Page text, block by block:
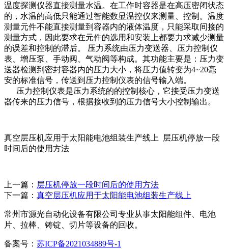
温度探测仪器直接测量水温。在工作时容器是在高压密闭状态
的，水温的高低只能通过智能数显温控仪来测量、控制。温度
测量元件不能直接测量到容器内的液体温度，只能采取间接的
测量方式，因此要求在元件的选用和安装上都要力求减少测量
的误差和控制的滞后。 压力系统由压力变送器、压力控制仪
表、增压泵、手动阀、气动阀等构成。其功能主要是：压力变
送器检测到密封容器内的压力大小，将压力值转变为4~20毫
安的标准信号，传送到压力控制仪表的信号输入端。
压力控制仪表是压力系统的的控制核心，它接受压力变送
器传来的压力信号，根据接收到的压力信号大小控制输出。
真空层压机应用于太阳能电池组装生产线上 层压机停放一段
时间后的使用方法
上一篇： 层压机停放一段时间后的使用方法
下一篇： 真空层压机应用于太阳能电池组装生产线上
常州市源光自动化设备有限公司专业从事太阳能组件、电池
片、拉棒、铸锭、切片等设备的回收。
备案号： 苏ICP备2021034889号-1